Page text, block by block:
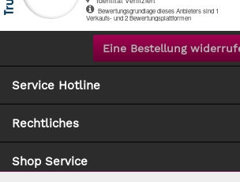
Eine Bestellung
Service Hotline
Rechtliches
Shop Service